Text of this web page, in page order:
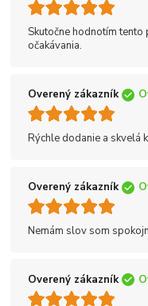
Skutočne hodnotím
očakávania.
Overený zákazník
Rýchle dodanie a skvelá
Overený zákazník
Nemám slov som
Overený zákazník